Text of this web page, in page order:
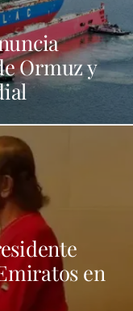
Ormuz y
en